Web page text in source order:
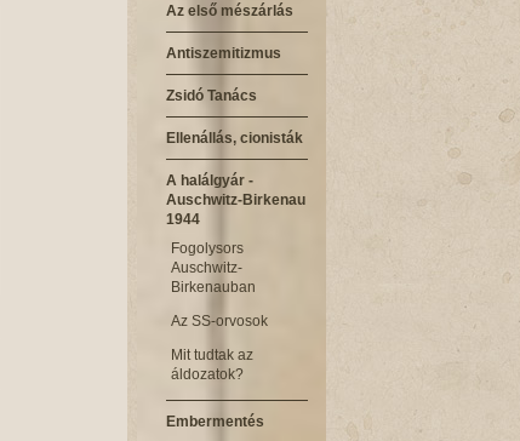
Az első mészárlás
Antiszemitizmus
Zsidó Tanács
Ellenállás, cionisták
A halálgyár -
Auschwitz-Birkenau
1944
Fogolysors
Auschwitz-
Birkenauban
Az SS-orvosok
Mit tudtak az
áldozatok?
Embermentés